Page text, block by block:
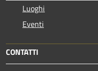
Luoghi
Eventi
CONTATTI